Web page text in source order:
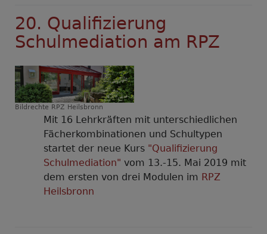
20. Qualifizierung
Schulmediation am RPZ
Bildrechte RPZ Heilsbronn
Mit 16 Lehrkräften mit unterschiedlichen
Fächerkombinationen und Schultypen
startet der neue Kurs "Qualifizierung
Schulmediation" vom 13.-15. Mai 2019 mit
dem ersten von drei Modulen im RPZ
Heilsbronn